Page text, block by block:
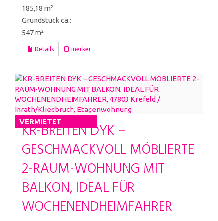
185,18 m²
Grund­stück ca.:
547 m²
Details merken
VERMIETET
KR-BREITEN DYK –
GESCHMACKVOLL MÖBLIERTE
2-RAUM-WOHNUNG MIT
BALKON, IDEAL FÜR
WOCHENENDHEIMFAHRER